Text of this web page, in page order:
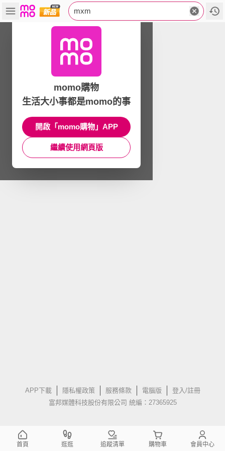
mxm
APP下載 隱私權政策 服務條款 電腦版
登入/註冊
富邦媒體科技股份有限公司 統編：27365925
momo購物
生活大小事都是momo的事
開啟「momo購物」APP
繼續使用網頁版
首頁 逛逛 追蹤清單 購物車 會員中心